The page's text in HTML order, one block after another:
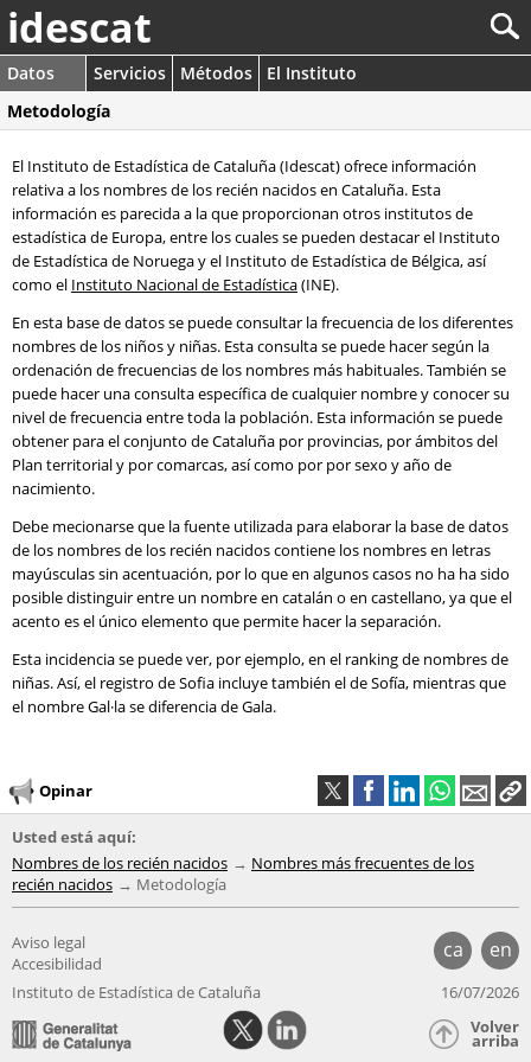
idescat
Datos Servicios Métodos
El Instituto
Metodología
El Instituto de Estadística de Cataluña (Idescat) ofrece información
relativa a los nombres de los recién nacidos en Cataluña. Esta
información es parecida a la que proporcionan otros institutos de
estadística de Europa, entre los cuales se pueden destacar el Instituto
de Estadística de Noruega y el Instituto de Estadística de Bélgica, así
como el Instituto Nacional de Estadística(INE).
En esta base de datos se puede consultar la frecuencia de los diferentes
nombres de los niños y niñas. Esta consulta se puede hacer según la
ordenación de frecuencias de los nombres más habituales. También se
puede hacer una consulta específica de cualquier nombre y conocer su
nivel de frecuencia entre toda la población. Esta información se puede
obtener para el conjunto de Cataluña por provincias, por ámbitos del
Plan territorial y por comarcas, así como por por sexo y año de
nacimiento.
Debe mecionarse que la fuente utilizada para elaborar la base de datos
de los nombres de los recién nacidos contiene los nombres en letras
mayúsculas sin acentuación, por lo que en algunos casos no ha ha sido
posible distinguir entre un nombre en catalán o en castellano, ya que el
acento es el único elemento que permite hacer la separación.
Esta incidencia se puede ver, por ejemplo, en el ranking de nombres de
niñas. Así, el registro de Sofia incluye también el de Sofía, mientras que
el nombre Gal·la se diferencia de Gala.
Opinar
Usted está aquí:
Nombres de los recién nacidos
Nombres más frecuentes de los
recién nacidos
Metodología
ca en
Aviso legal
Accesibilidad
Instituto de Estadística de Cataluña
16/07/2026
Volver
arriba